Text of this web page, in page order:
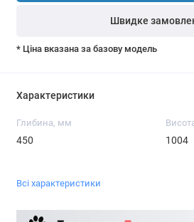
Швидке
* Ціна вказана за базову модель
Характеристики
Глибина, мм
450 1004
Всі характеристики